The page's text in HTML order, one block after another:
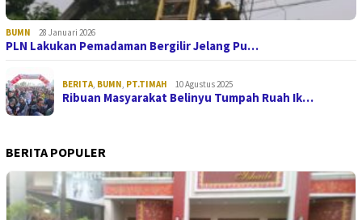
BUMN 28 Januari 2026
PLN Lakukan Pemadaman Bergilir Jelang Pu…
BERITA BUMN PT.TIMAH 10 Agustus 2025
Ribuan Masyarakat Belinyu Tumpah Ruah Ik…
BERITA POPULER